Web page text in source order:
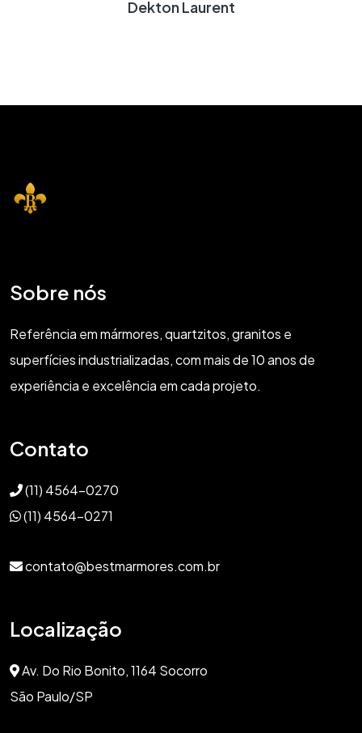
Dekton Laurent
Sobre nós
Referência em mármores, quartzitos, granitos e
superfícies industrializadas, com mais de 10 anos de
experiência e excelência em cada projeto.
Contato
(11) 4564-0270
(11) 4564-0271
contato@bestmarmores.com.br
Localização
Av. Do Rio Bonito, 1164 Socorro
São Paulo/SP